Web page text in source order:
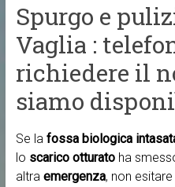
Spurgo e
Vaglia :
richiedere il
siamo
Se la fossa biologica
lo scarico otturatoha
altra emergenza, non